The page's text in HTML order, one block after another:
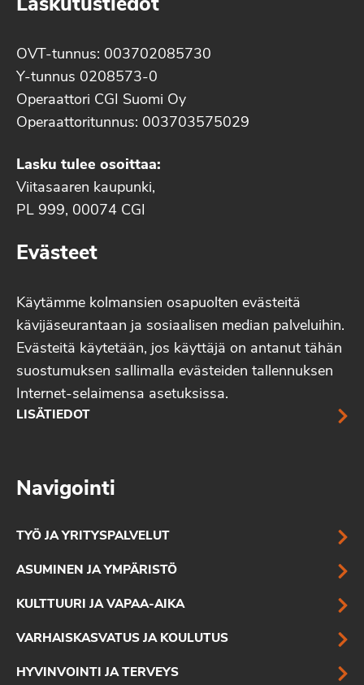
Laskutustiedot
OVT-tunnus: 003702085730
Y-tunnus 0208573-0
Operaattori CGI Suomi Oy
Operaattoritunnus: 003703575029
Lasku tulee osoittaa:
Viitasaaren kaupunki,
PL 999, 00074 CGI
Evästeet
Käytämme kolmansien osapuolten evästeitä
kävijäseurantaan ja sosiaalisen median palveluihin.
Evästeitä käytetään, jos käyttäjä on antanut tähän
suostumuksen sallimalla evästeiden tallennuksen
Internet-selaimensa asetuksissa.
LISÄTIEDOT
Navigointi
TYÖ JA YRITYSPALVELUT
ASUMINEN JA YMPÄRISTÖ
KULTTUURI JA VAPAA-AIKA
VARHAISKASVATUS JA KOULUTUS
HYVINVOINTI JA TERVEYS